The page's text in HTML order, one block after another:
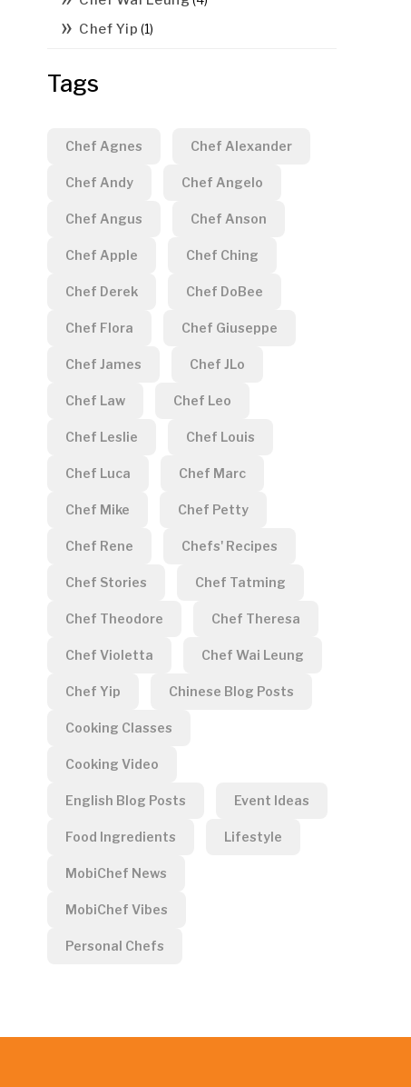
Chef Yip (1)
Tags
Chef Agnes Chef Alexander
Chef Andy Chef Angelo
Chef Angus Chef Anson
Chef Apple Chef Ching
Chef Derek Chef DoBee
Chef Flora Chef Giuseppe
Chef James Chef JLo
Chef Law Chef Leo
Chef Leslie Chef Louis
Chef Luca Chef Marc
Chef Mike Chef Petty
Chef Rene Chefs' Recipes
Chef Stories Chef Tatming
Chef Theodore Chef Theresa
Chef Violetta Chef Wai Leung
Chef Yip Chinese Blog Posts
Cooking Classes
Cooking Video
English Blog Posts Event Ideas
Food Ingredients Lifestyle
MobiChef News
MobiChef Vibes
Personal Chefs